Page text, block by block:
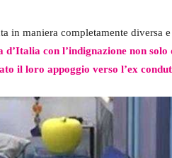
in maniera completamente diversa e
d’Italia con l’indignazione non
il loro appoggio verso l’ex